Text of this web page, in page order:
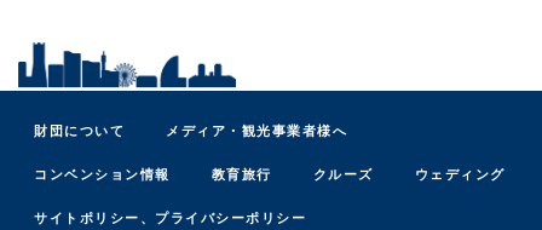
財団について メディア・観光事業者様へ
コンベンション情報 教育旅行 クルーズ ウェディング
サイトポリシー、プライバシーポリシー